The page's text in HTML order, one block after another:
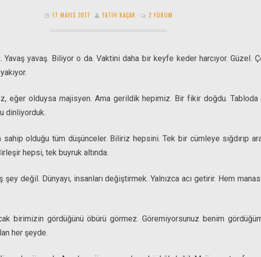
17 MAYIS 2017 FATIH KAÇAR 2 YORUM
Yavaş yavaş. Biliyor o da. Vaktini daha bir keyfe keder harcıyor. Güzel.
eğer olduysa majisyen. Ama gerildik hepimiz. Bir fikir doğdu. Tabloda
dinliyorduk.
olduğu tüm düşünceler. Biliriz hepsini. Tek bir cümleye sığdırıp
hepsi, tek buyruk altında.
değil. Dünyayı, insanları değiştirmek. Yalnızca acı getirir. Hem
birimizin gördüğünü öbürü görmez. Göremiyorsunuz benim
her şeyde.